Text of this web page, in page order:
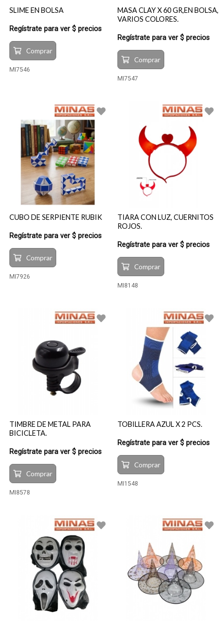
SLIME EN BOLSA
Regístrate para ver $ precios
Comprar
MI7546
MASA CLAY X 60 GR,EN BOLSA,
VARIOS COLORES.
Regístrate para ver $ precios
Comprar
MI7547
CUBO DE SERPIENTE RUBIK
Regístrate para ver $ precios
Comprar
MI7926
TIARA CON LUZ, CUERNITOS
ROJOS.
Regístrate para ver $ precios
Comprar
MI8148
TIMBRE DE METAL PARA
BICICLETA.
Regístrate para ver $ precios
Comprar
MI8578
TOBILLERA AZUL X 2 PCS.
Regístrate para ver $ precios
Comprar
MI1548